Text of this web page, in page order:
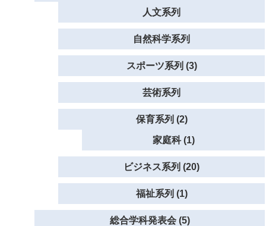
人文系列
自然科学系列
スポーツ系列 (3)
芸術系列
保育系列 (2)
家庭科 (1)
ビジネス系列 (20)
福祉系列 (1)
総合学科発表会 (5)